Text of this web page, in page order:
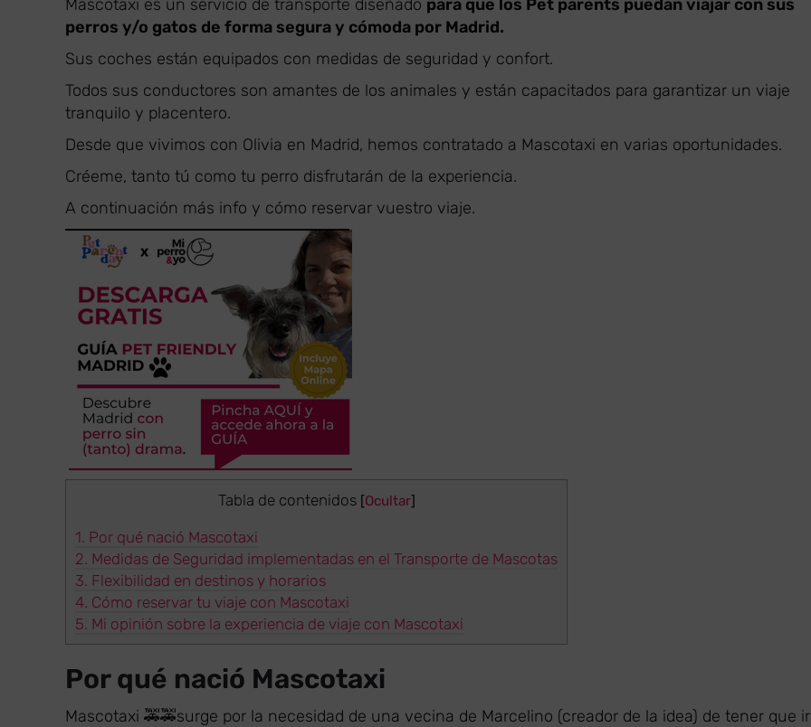
Mascotaxi es un servicio de transporte diseñado para que los Pet parents puedan viajar con sus
perros y/o gatos de forma segura y cómoda por Madrid.
Sus coches están equipados con medidas de seguridad y confort.
Todos sus conductores son amantes de los animales y están capacitados para garantizar un viaje
tranquilo y placentero.
Desde que vivimos con Olivia en Madrid, hemos contratado a Mascotaxi en varias oportunidades.
Créeme, tanto tú como tu perro disfrutarán de la experiencia.
A continuación más info y cómo reservar vuestro viaje.
Tabla de contenidos [Ocultar]
1. Por qué nació Mascotaxi
2. Medidas de Seguridad implementadas en el Transporte de Mascotas
3. Flexibilidad en destinos y horarios
4. Cómo reservar tu viaje con Mascotaxi
5. Mi opinión sobre la experiencia de viaje con Mascotaxi
Por qué nació Mascotaxi
Mascotaxi 🚕🚕surge por la necesidad de una vecina de Marcelino (creador de la idea) de tener que